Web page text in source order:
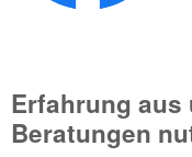
Erfahrung aus
Beratungen